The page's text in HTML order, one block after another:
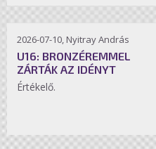
2026-07-10, Nyitray András
U16: BRONZÉREMMEL
ZÁRTÁK AZ IDÉNYT
Értékelő.